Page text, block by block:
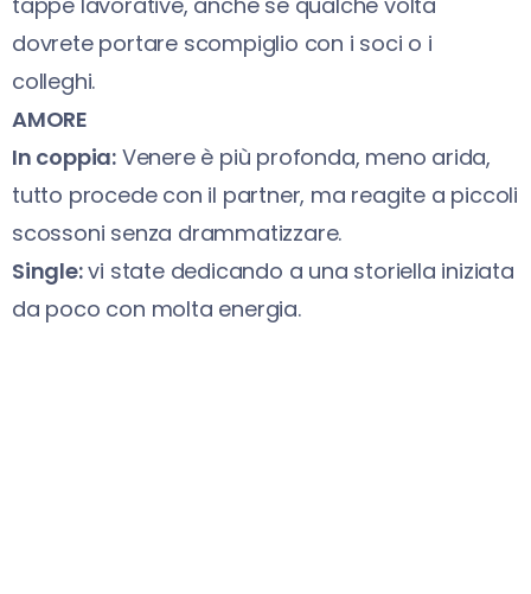
dovrete portare scompiglio con i soci o i
colleghi.
AMORE
In coppia: Venere è più profonda, meno arida,
tutto procede con il partner, ma reagite a piccoli
scossoni senza drammatizzare.
Single:vi state dedicando a una storiella iniziata
da poco con molta energia.